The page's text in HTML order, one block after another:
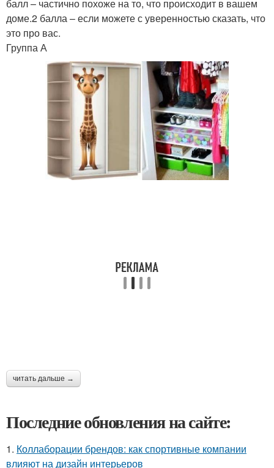
балл – частично похоже на то, что происходит в вашем
доме.2 балла – если можете с уверенностью сказать, что
это про вас.
Группа А
читать дальше →
Последние обновления на сайте:
1. Коллаборации брендов: как спортивные компании
влияют на дизайн интерьеров